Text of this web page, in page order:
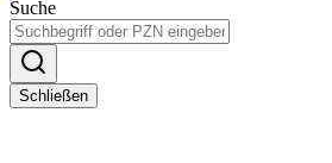
Suche
Schließen